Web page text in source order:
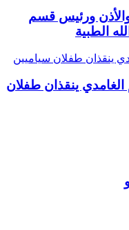
ورئيس قسم
الطبية
ينقذان طفلان سياميين
الغامدي ينقذان طفلان